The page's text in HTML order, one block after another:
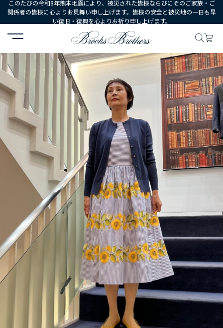
このたびの令和8年熊本地震により、被災された皆様ならびにそのご家族・ご
関係者の皆様に心よりお見舞い申し上げます。皆様の安全と被災地の一日も早
い復旧・復興を心よりお祈り申し上げます。
HOME コーディネート コーディネート詳細